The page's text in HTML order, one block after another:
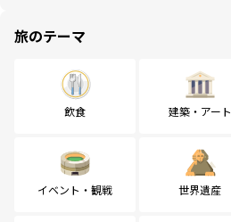
旅のテーマ
飲食 建築・アート
イベント・観戦 世界遺産